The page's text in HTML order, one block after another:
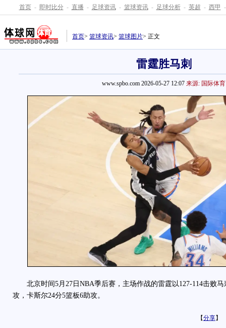
首页 - 即时比分 - 直播 - 足球资讯 - 篮球资讯 - 足球分析 - 英超 - 西甲 -
首页> 篮球资讯> 篮球图片> 正文
雷霆胜马刺
www.spbo.com 2026-05-27 12:07 来源: 国际体育
北京时间5月27日NBA季后赛，主场作战的雷霆以127-114击败马
攻，卡斯尔24分5篮板6助攻。
【分享】